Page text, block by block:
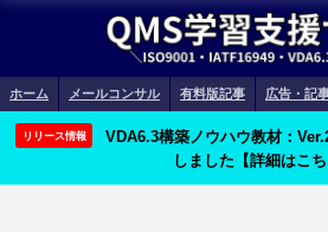
ホーム メールコンサル 有料版記事 広告・記
リリース情報
VDA6.3構築ノウハウ教材：
しました【詳細はこち